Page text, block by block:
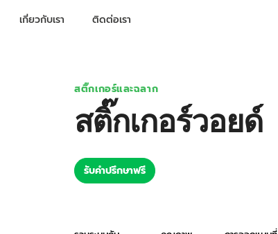
เกี่ยวกับเรา ติดต่อเรา
สติ๊กเกอร์และฉลาก
สติ๊กเกอร์วอยด์
รับคำปรึกษาฟรี